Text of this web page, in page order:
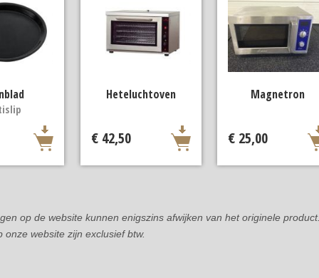
Heteluchtoven
€ 42,50
Magnetron
€ 25,00
op de website kunnen enigszins afwijken van het originele product.
onze website zijn exclusief btw.